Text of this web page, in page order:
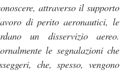
attraverso il supporto
di perito aeronautici, le
un disservizio aereo.
le segnalazioni che
che, spesso, vengono